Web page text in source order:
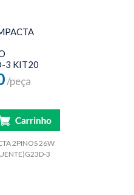
3 KIT20
/peça
2PINOS 26W
3